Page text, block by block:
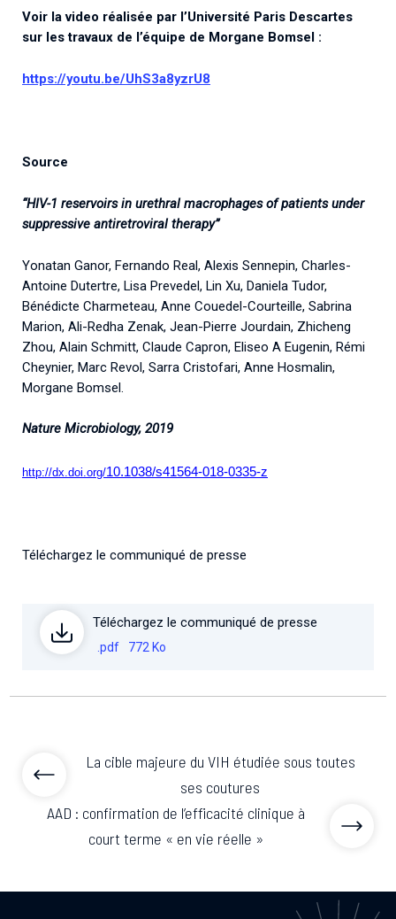
Voir la video réalisée par l’Université Paris Descartes
sur les travaux de l’équipe de Morgane Bomsel :
https://youtu.be/UhS3a8yzrU8
Source
“HIV-1 reservoirs in urethral macrophages of patients under
suppressive antiretroviral therapy”
Yonatan Ganor, Fernando Real, Alexis Sennepin, Charles-
Antoine Dutertre, Lisa Prevedel, Lin Xu, Daniela Tudor,
Bénédicte Charmeteau, Anne Couedel-Courteille, Sabrina
Marion, Ali-Redha Zenak, Jean-Pierre Jourdain, Zhicheng
Zhou, Alain Schmitt, Claude Capron, Eliseo A Eugenin, Rémi
Cheynier, Marc Revol, Sarra Cristofari, Anne Hosmalin,
Morgane Bomsel.
Nature Microbiology, 2019
http://dx.doi.org/10.1038/s41564-018-0335-z
Téléchargez le communiqué de presse
Téléchargez le communiqué de presse
.pdf 772 Ko
La cible majeure du VIH étudiée sous toutes
ses coutures
AAD : confirmation de l’efficacité clinique à
court terme « en vie réelle »